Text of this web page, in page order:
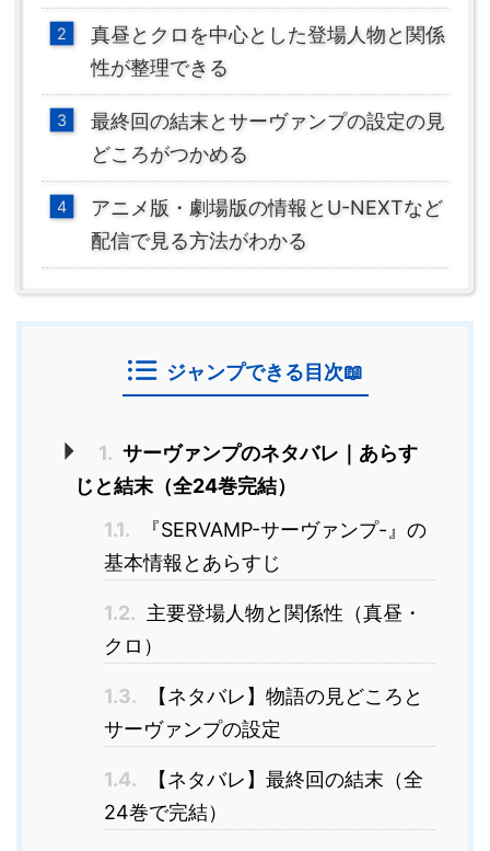
真昼とクロを中心とした登場人物と関係
性が整理できる
最終回の結末とサーヴァンプの設定の見
どころがつかめる
アニメ版・劇場版の情報とU-NEXTなど
配信で見る方法がわかる
ジャンプできる目次📖
1. サーヴァンプのネタバレ｜あらす
じと結末（全24巻完結）
1.1.
『SERVAMP-サーヴァンプ-』の
基本情報とあらすじ
1.2. 主要登場人物と関係性（真昼・
クロ）
1.3.
【ネタバレ】物語の見どころと
サーヴァンプの設定
1.4.
【ネタバレ】最終回の結末（全
24巻で完結）